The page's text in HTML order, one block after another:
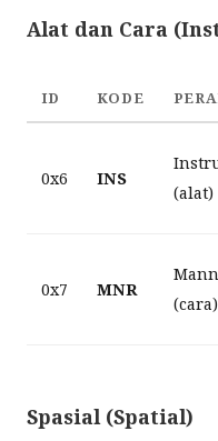
Alat dan Cara
ID KODE
0x6 INS
(alat)
0x7 MNR
(cara)
Spasial (Spatial)